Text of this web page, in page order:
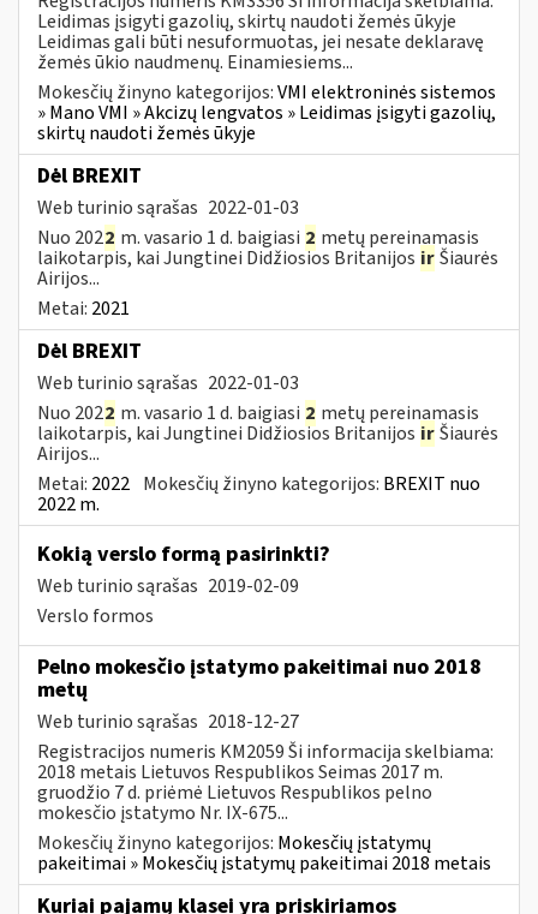
Leidimas įsigyti gazolių, skirtų naudoti žemės ūkyje
Leidimas gali būti nesuformuotas, jei nesate deklaravę
žemės ūkio naudmenų. Einamiesiems...
Mokesčių žinyno kategorijos:VMI elektroninės sistemos
» Mano VMI » Akcizų lengvatos » Leidimas įsigyti gazolių,
skirtų naudoti žemės ūkyje
Dėl BREXIT
Web turinio sąrašas 2022-01-03
Nuo 2022 m. vasario 1 d. baigiasi 2 metų pereinamasis
laikotarpis, kai Jungtinei Didžiosios Britanijos irŠiaurės
Airijos...
Metai: 2021
Dėl BREXIT
Web turinio sąrašas 2022-01-03
Nuo 2022 m. vasario 1 d. baigiasi 2 metų pereinamasis
laikotarpis, kai Jungtinei Didžiosios Britanijos irŠiaurės
Airijos...
Metai: 2022 Mokesčių žinyno kategorijos: BREXIT nuo
2022 m.
Kokią verslo formą pasirinkti?
Web turinio sąrašas 2019-02-09
Verslo formos
Pelno mokesčio įstatymo pakeitimai nuo 2018
metų
Web turinio sąrašas 2018-12-27
Registracijos numeris KM2059 Ši informacija skelbiama:
2018 metais Lietuvos Respublikos Seimas 2017 m.
gruodžio 7 d. priėmė Lietuvos Respublikos pelno
mokesčio įstatymo Nr. IX-675...
Mokesčių žinyno kategorijos: Mokesčių įstatymų
pakeitimai » Mokesčių įstatymų pakeitimai 2018 metais
Kuriai pajamų klasei yra priskiriamos